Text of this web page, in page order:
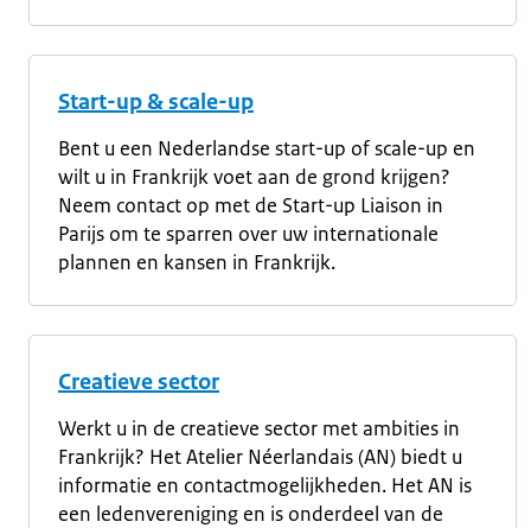
Start-up & scale-up
Bent u een Nederlandse start-up of scale-up en
wilt u in Frankrijk voet aan de grond krijgen?
Neem contact op met de Start-up Liaison in
Parijs om te sparren over uw internationale
plannen en kansen in Frankrijk.
Creatieve sector
Werkt u in de creatieve sector met ambities in
Frankrijk? Het Atelier Néerlandais (AN) biedt u
informatie en contactmogelijkheden. Het AN is
een ledenvereniging en is onderdeel van de